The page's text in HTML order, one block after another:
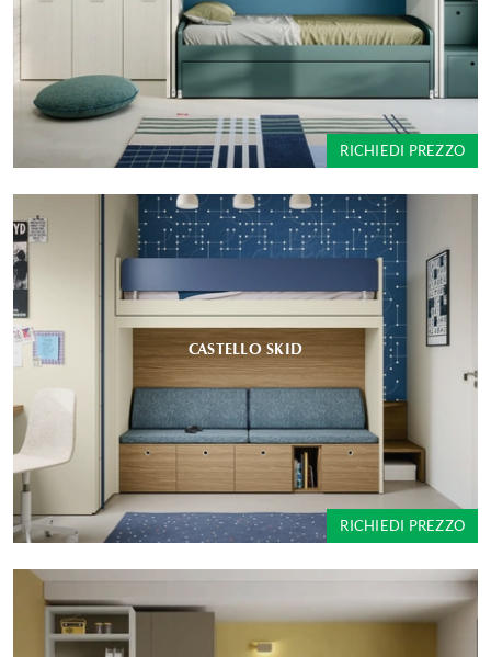
RICHIEDI PREZZO
CASTELLO SKID
RICHIEDI PREZZO